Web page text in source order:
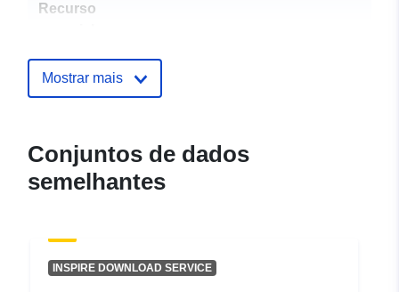
Recurso
Identificadores:
47c9-4b39-b1cb-
4c97-af64-3d4660362c53
Mostrar mais
Conjuntos de dados
semelhantes
INSPIRE DOWNLOAD SERVICE